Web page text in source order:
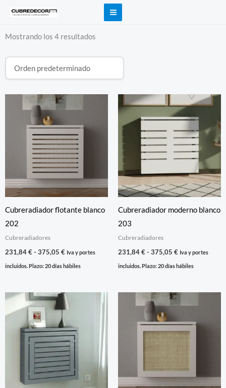
contenido
Mostrando los 4 resultados
Cubreradiador flotante blanco
202
Cubreradiadores
231,84€- 375,05 €
Rango
desde
hasta
375,05 €
Iva y portes
incluidos. Plazo: 20 días hábiles
Cubreradiador moderno blanco
203
Cubreradiadores
231,84€- 375,05 €
Rango
de
precios:
231,84 €
hasta
375,05 €
Iva y portes
incluidos. Plazo: 20 días hábiles
Rango
de
desde
231,84 €
hasta
375,05 €
Rango
de
desde
231,84 €
hasta
375,05 €